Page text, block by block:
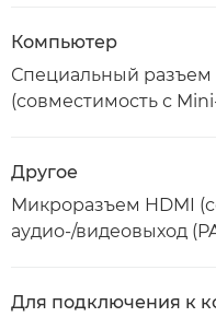
Компьютер
Специальный разъем
(совместимость с
Другое
Микроразъем HDMI
аудио-/видеовыход
Для подключения к